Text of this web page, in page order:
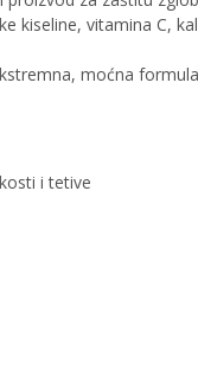
kiseline, vitamina C,
moćna
i tetive